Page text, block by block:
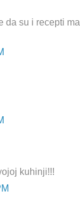
da su i recepti
kuhinji!!!